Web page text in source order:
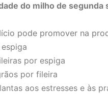
do milho de segunda
pode promover na
por espiga
por fileira
aos estresses e às